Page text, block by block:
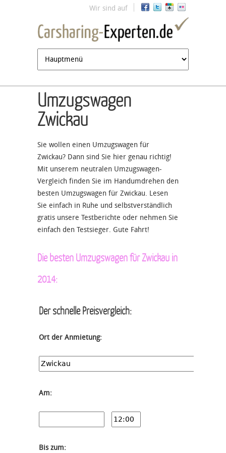
Jump to navigation
Wir sind auf
Umzugswagen
Zwickau
Sie wollen einen Umzugswagen für
Zwickau? Dann sind Sie hier genau richtig!
Mit unserem neutralen Umzugswagen-
Vergleich finden Sie im Handumdrehen den
besten Umzugswagen für Zwickau. Lesen
Sie einfach in Ruhe und selbstverständlich
gratis unsere Testberichte oder nehmen Sie
einfach den Testsieger. Gute Fahrt!
Die besten Umzugswagen für Zwickau in
2014:
Der schnelle Preisvergleich:
Ort der Anmietung:
Am:
Bis zum: